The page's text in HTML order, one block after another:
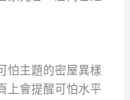
主題的密屋異樣
上會提醒可怕水平